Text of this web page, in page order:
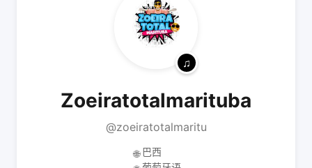
Zoeiratotalmarituba
@zoeiratotalmaritu
🌐 巴西